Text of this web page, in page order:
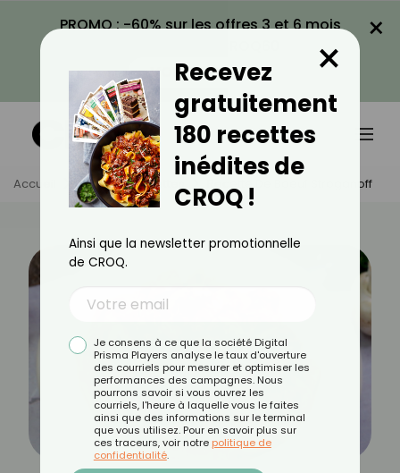
PROMO : -60% sur les offres 3 et 6 mois
VOIR LA PROMO
×
Accueil Actus Recettes Recette De Boeuf Stroganoff
Recevez
gratuitement
180 recettes
inédites de
CROQ !
×
Ainsi que la newsletter promotionnelle
de CROQ.
Je consens à ce que la société Digital
Prisma Players analyse le taux d'ouverture
des courriels pour mesurer et optimiser les
performances des campagnes. Nous
pourrons savoir si vous ouvrez les
courriels, l'heure à laquelle vous le faites
ainsi que des informations sur le terminal
que vous utilisez. Pour en savoir plus sur
ces traceurs, voir notre politique de
confidentialité.